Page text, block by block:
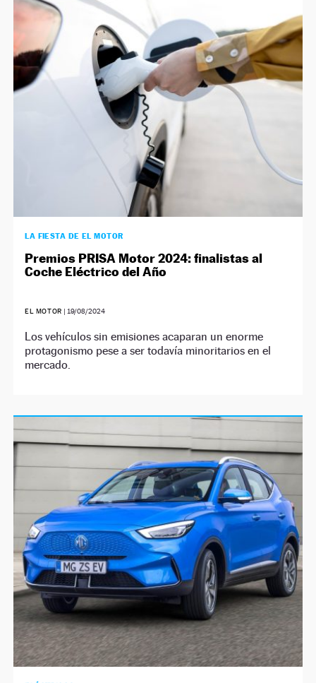
LA FIESTA DE EL MOTOR
Premios PRISA Motor 2024: finalistas al
Coche Eléctrico del Año
EL MOTOR | 19/08/2024
Los vehículos sin emisiones acaparan un enorme
protagonismo pese a ser todavía minoritarios en el
mercado.